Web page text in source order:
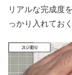
リアルな完成度
っかり入れてお